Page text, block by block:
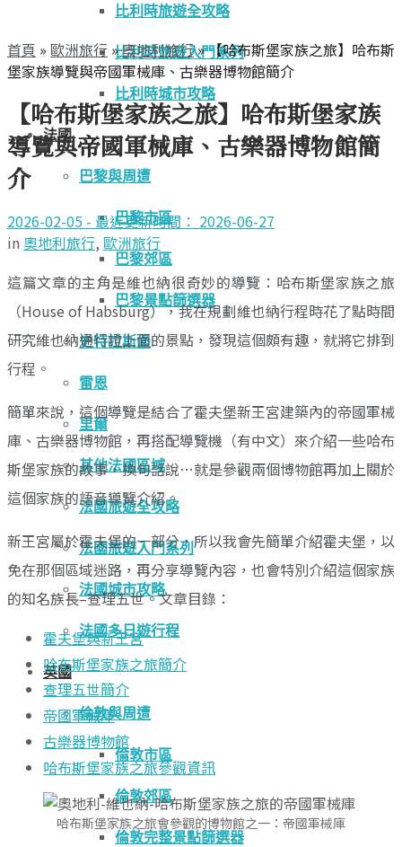
比利時旅遊全攻略
比利時旅遊入門系列
比利時城市攻略
法國
巴黎與周遭
巴黎市區
巴黎郊區
巴黎景點篩選器
史特拉斯堡
雷恩
里爾
其他法國區域
法國旅遊全攻略
法國旅遊入門系列
法國城市攻略
法國多日遊行程
英國
倫敦與周遭
倫敦市區
倫敦郊區
倫敦完整景點篩選器
首頁 » 歐洲旅行 »奧地利旅行»【哈布斯堡家族之旅】哈布斯
堡家族導覽與帝國軍械庫、古樂器博物館簡介
【哈布斯堡家族之旅】哈布斯堡家族
導覽與帝國軍械庫、古樂器博物館簡
介
2026-02-05 - 最近更新時間： 2026-06-27
in 奧地利旅行, 歐洲旅行
這篇文章的主角是維也納很奇妙的導覽：哈布斯堡家族之旅
（House of Habsburg），我在規劃維也納行程時花了點時間
研究維也納通行證上面的景點，發現這個頗有趣，就將它排到
行程。
簡單來說，這個導覽是結合了霍夫堡新王宮建築內的帝國軍械
庫、古樂器博物館，再搭配導覽機（有中文）來介紹一些哈布
斯堡家族的故事，換句話說…就是參觀兩個博物館再加上關於
這個家族的語音導覽介紹。
新王宮屬於霍夫堡的一部分，所以我會先簡單介紹霍夫堡，以
免在那個區域迷路，再分享導覽內容，也會特別介紹這個家族
的知名族長–查理五世。文章目錄：
霍夫堡與新王宮
哈布斯堡家族之旅簡介
查理五世簡介
帝國軍械庫
古樂器博物館
哈布斯堡家族之旅參觀資訊
哈布斯堡家族之旅會參觀的博物館之一：帝國軍械庫